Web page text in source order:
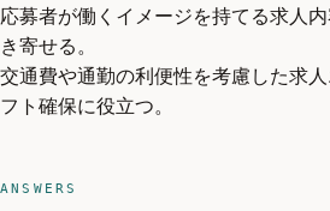
応募者が働くイメージを持てる求人
き寄せる。
交通費や通勤の利便性を考慮した求
フト確保に役立つ。
ANSWERS